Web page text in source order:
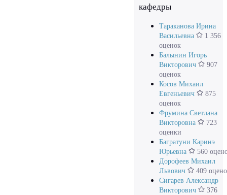
кафедры
Тараканова Ирина
Васильевна
1 356
оценок
Балынин Игорь
Викторович
907
оценок
Косов Михаил
Евгеньевич
875
оценок
Фрумина Светлана
Викторовна
723
оценки
Багратуни Каринэ
Юрьевна
560
Дорофеев Михаил
Львович
409
Сигарев Александр
Викторович
376